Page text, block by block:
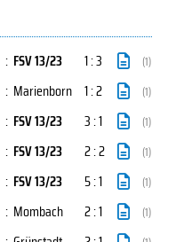
: FSV 13/23 1 : 3 (1)
: Marienborn 1 : 2 (1)
: FSV 13/23 3 : 1 (1)
: FSV 13/23 2 : 2 (1)
: FSV 13/23 5 : 1 (1)
: Mombach 2 : 1 (1)